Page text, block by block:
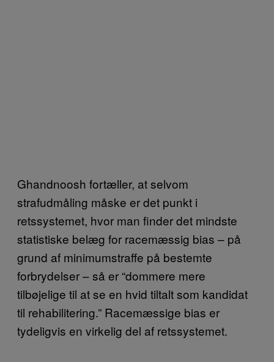
Ghandnoosh fortæller, at selvom
strafudmåling måske er det punkt i
retssystemet, hvor man finder det mindste
statistiske belæg for racemæssig bias – på
grund af minimumstraffe på bestemte
forbrydelser – så er “dommere mere
tilbøjelige til at se en hvid tiltalt som kandidat
til rehabilitering.” Racemæssige bias er
tydeligvis en virkelig del af retssystemet.